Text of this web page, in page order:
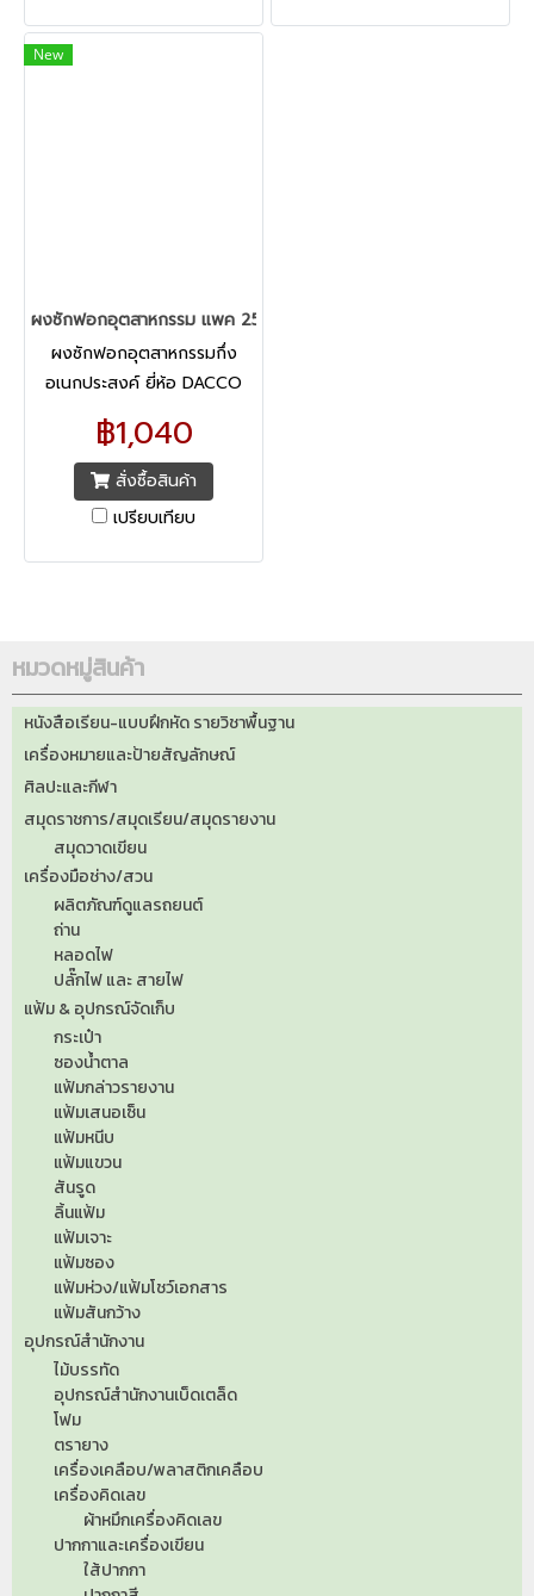
New
ผงซักฟอกอุตสาหกรรม แพค 25 กิโลกรัม
ผงซักฟอกอุตสาหกรรมกึ่ง
อเนกประสงค์ ยี่ห้อ DACCO
(25 กิโลกรัม)
฿1,040
สั่งซื้อสินค้า
เปรียบเทียบ
หมวดหมู่สินค้า
หนังสือเรียน-แบบฝึกหัด รายวิชาพื้นฐาน
เครื่องหมายและป้ายสัญลักษณ์
ศิลปะและกีฬา
สมุดราชการ/สมุดเรียน/สมุดรายงาน
สมุดวาดเขียน
เครื่องมือช่าง/สวน
ผลิตภัณฑ์ดูแลรถยนต์
ถ่าน
หลอดไฟ
ปลั๊กไฟ และ สายไฟ
แฟ้ม & อุปกรณ์จัดเก็บ
กระเป๋า
ซองน้ำตาล
แฟ้มกล่าวรายงาน
แฟ้มเสนอเซ็น
แฟ้มหนีบ
แฟ้มแขวน
สันรูด
ลิ้นแฟ้ม
แฟ้มเจาะ
แฟ้มซอง
แฟ้มห่วง/แฟ้มโชว์เอกสาร
แฟ้มสันกว้าง
อุปกรณ์สำนักงาน
ไม้บรรทัด
อุปกรณ์สำนักงานเบ็ดเตล็ด
โฟม
ตรายาง
เครื่องเคลือบ/พลาสติกเคลือบ
เครื่องคิดเลข
ผ้าหมึกเครื่องคิดเลข
ปากกาและเครื่องเขียน
ใส้ปากกา